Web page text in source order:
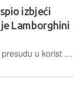
izbjeći
Lamborghini
Savezni fiskalni sud donio je presudu u korist njemačkog vještaka, koji je superautomobil koristio u poslovne svrhe, a manevar mu je uspio jer – posjeduje i luksuzna vozila "za privatne potrebe"